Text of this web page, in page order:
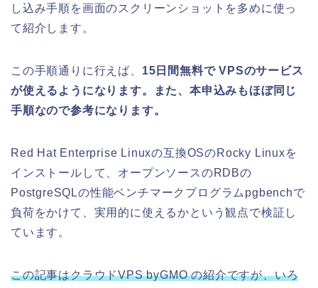
し込み手順を画面のスクリーンショットを多めに使っ
て紹介します。
この手順通りに行えば、 15日間無料で VPSのサービス
が使えるようになります。また、本申込みもほぼ同じ
手順なので参考になります。
Red Hat Enterprise Linuxの互換OSのRocky Linuxを
インストールして、オープンソースのRDBの
PostgreSQLの性能ベンチマークプログラムpgbenchで
負荷をかけて、実用的に使えるかという観点で検証し
ています。
この記事はクラウドVPS byGMO の紹介ですが、いろ